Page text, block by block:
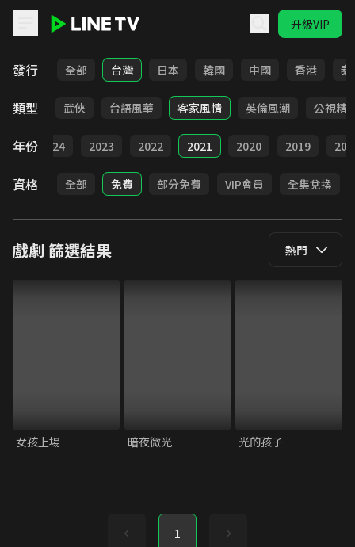
升級VIP
發行 全部 台灣 日本 韓國 中國 香港 泰
類型
時代 武俠 台語風華 客家風情 英倫風潮 公視精
年份 2024 2023 2022 2021 2020 2019
資格 全部 免費 部分免費 VIP會員 全集兌換
戲劇 篩選結果 熱門
女孩上場 暗夜微光 光的孩子
1